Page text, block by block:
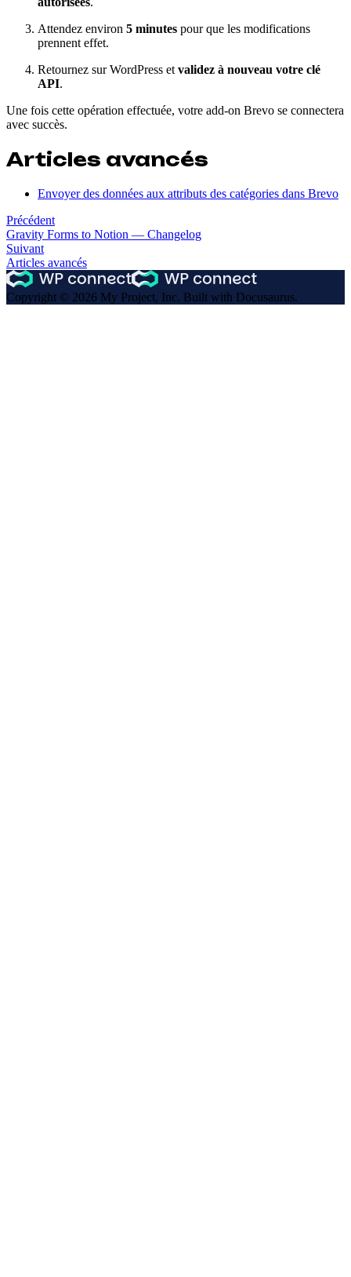
Attendez environ 5 minutes pour que les modifications
prennent effet.
Retournez sur WordPress et validez à nouveau votre clé
API.
Une fois cette opération effectuée, votre add-on Brevo se connectera
avec succès.
Articles avancés
Envoyer des données aux attributs des catégories dans Brevo
Précédent
Gravity Forms to Notion — Changelog
Suivant
Articles avancés
Copyright © 2026 My Project, Inc. Built with Docusaurus.